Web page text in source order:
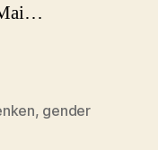
, gender